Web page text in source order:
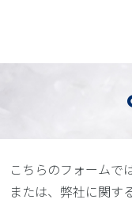
こちらのフォームで
または、弊社に関す